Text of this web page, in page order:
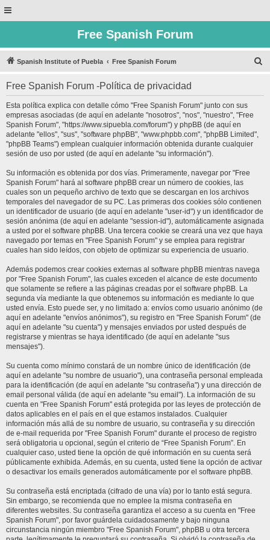
Free Spanish Forum
Spanish Institute of Puebla Free Spanish Forum
Free Spanish Forum -Política de privacidad
Esta política explica con detalle cómo "Free Spanish Forum" junto con sus
empresas asociadas (de aquí en adelante "nosotros", "nos", "nuestro", "Free
Spanish Forum", "https://www.sipuebla.com/forum") y phpBB (de aquí en
adelante "ellos", "sus", "software phpBB", "www.phpbb.com", "phpBB Limited",
"phpBB Teams") emplean cualquier información obtenida durante cualquier
sesión de uso por usted (de aquí en adelante "su información").
Su información es obtenida por dos vías. Primeramente, navegar por "Free
Spanish Forum" hará al software phpBB crear un número de cookies, las
cuales son un pequeño archivo de texto que se descargan en los archivos
temporales del navegador de su PC. Las primeras dos cookies sólo contienen
un identificador de usuario (de aquí en adelante "user-id") y un identificador de
sesión anónima (de aquí en adelante "session-id"), automáticamente asignada
a usted por el software phpBB. Una tercera cookie se creará una vez que haya
navegado por temas en "Free Spanish Forum" y se emplea para registrar
cuales han sido leídos, con objeto de optimizar su experiencia de usuario.
Además podemos crear cookies externas al software phpBB mientras navega
por "Free Spanish Forum", las cuales exceden el alcance de este documento
que solamente se refiere a las páginas creadas por el software phpBB. La
segunda vía mediante la que obtenemos su información es mediante lo que
usted envía. Esto puede ser, y no limitado a: envíos como usuario anónimo (de
aquí en adelante "envíos anónimos"), su registro en "Free Spanish Forum" (de
aquí en adelante "su cuenta") y mensajes enviados por usted después de
registrarse y mientras se haya identificado (de aquí en adelante "sus
mensajes").
Su cuenta como mínimo constará de un nombre único de identificación (de
aquí en adelante "su nombre de usuario"), una contraseña personal empleada
para la identificación (de aquí en adelante "su contraseña") y una dirección de
email personal válida (de aquí en adelante "su email"). La información de su
cuenta en "Free Spanish Forum" está protegida por las leyes de protección de
datos aplicables en el país en el que estamos instalados. Cualquier
información más allá de su nombre de usuario, su contraseña y su dirección
de e-mail requerida por "Free Spanish Forum" durante el proceso de registro
será obligatoria u opcional, según el criterio de “Free Spanish Forum”. En
cualquier caso, usted tiene la opción de qué información en su cuenta será
públicamente exhibida. Además, en su cuenta, usted tiene la opción de activar
o desactivar los emails generados automáticamente por el software phpBB.
Su contraseña está encriptada (cifrado de una vía) por lo tanto está segura.
Sin embargo, se recomienda que no emplee la misma contraseña en
diferentes websites. Su contraseña garantiza el acceso a su cuenta en "Free
Spanish Forum", por favor guárdela cuidadosamente y bajo ninguna
circunstancia ningún miembro "Free Spanish Forum", phpBB u otra tercera